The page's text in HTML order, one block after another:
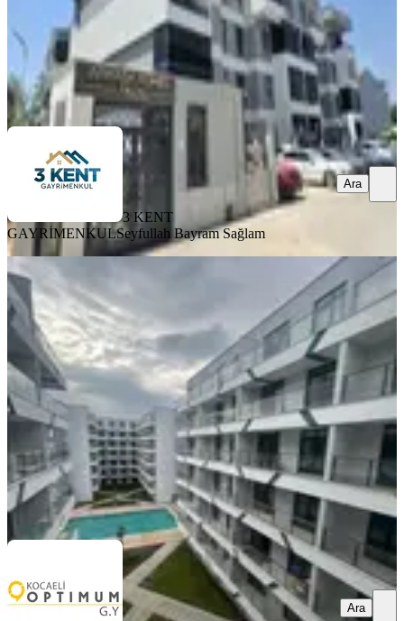
3 KENT GAYRİMENKULSeyfullah Bayram Sağlam
Ara
3 KENT
GAYRİMENKULSeyfullah Bayram Sağlam
Ara
SIFIR BİNA
Yelken Alfa Kaçırılmayacak Fırsat
1+0 Satılık Daire Full Eşyalı
İzmit, Yahyakaptan Mahallesi
Stüdyo ·33 m²·Düz Giriş (Zemin)·26.01.2026
3.250.000 ₺
OPTIMUM GAYRİMENKUL YATIRIMMehmet Emin Demirtürk
Ara
Ara